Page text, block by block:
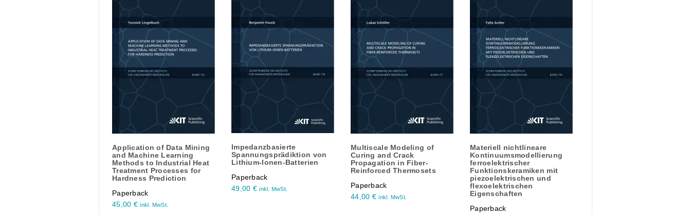
Application of Data Mining
and Machine Learning
Methods to Industrial Heat
Treatment Processes for
Hardness Prediction
Paperback
45,00 € inkl. MwSt.
Impedanzbasierte
Spannungsprädiktion von
Lithium-Ionen-Batterien
Paperback
49,00 € inkl. MwSt.
Multiscale Modeling of
Curing and Crack
Propagation in Fiber-
Reinforced Thermosets
Paperback
44,00 € inkl. MwSt.
Materiell nichtlineare
Kontinuumsmodellierung
ferroelektrischer
Funktionskeramiken mit
piezoelektrischen und
flexoelektrischen
Eigenschaften
Paperback